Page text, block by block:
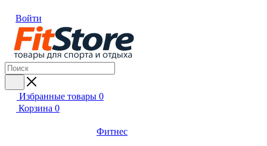
Войти
Избранные товары 0
Корзина 0
Фитнес